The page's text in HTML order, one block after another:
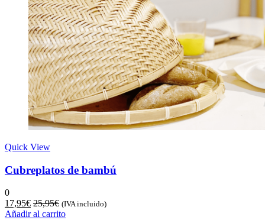
Quick View
Cubreplatos de bambú
0
17,95€ 25,95€ (IVA incluido)
Añadir al carrito